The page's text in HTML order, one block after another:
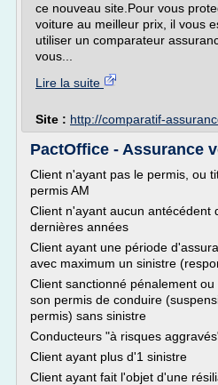
ce nouveau site.Pour vous
voiture au meilleur prix, il vous
utiliser un comparateur
vous...
Lire la suite
Site : http://comparatif-
PactOffice - Assurance
Client n'ayant pas le permis, ou
permis AM
Client n'ayant aucun antécédent
dernières années
Client ayant une période
avec maximum un sinistre
Client sanctionné pénalement
son permis de conduire
permis) sans sinistre
Conducteurs "à risques
Client ayant plus d'1 sinistre
Client ayant fait l'objet d'une